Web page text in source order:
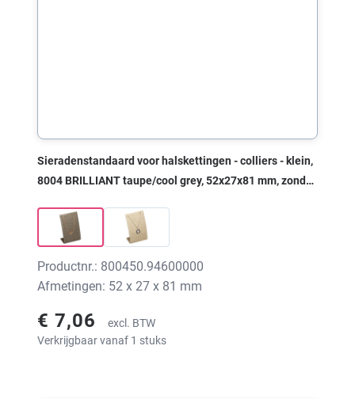
Sieradenstandaard voor halskettingen - colliers - klein,
8004 BRILLIANT taupe/cool grey, 52x27x81 mm, zonder
Productnr.: 800450.94600000
Afmetingen: 52 x 27 x 81 mm
€ 7,06
excl. BTW
Verkrijgbaar vanaf 1 stuks